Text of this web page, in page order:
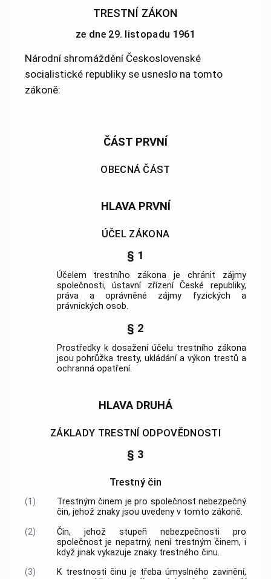
TRESTNÍ ZÁKON
ze dne 29. listopadu 1961
Národní shromáždění Československé
socialistické republiky se usneslo na tomto
zákoně:
ČÁST PRVNÍ
OBECNÁ ČÁST
HLAVA PRVNÍ
ÚČEL ZÁKONA
§ 1
Účelem trestního zákona je chránit zájmy
společnosti, ústavní zřízení České republiky,
práva a oprávněné zájmy fyzických a
právnických osob.
§ 2
Prostředky k dosažení účelu trestního zákona
jsou pohrůžka tresty, ukládání a výkon trestů a
ochranná opatření.
HLAVA DRUHÁ
ZÁKLADY TRESTNÍ ODPOVĚDNOSTI
§ 3
Trestný čin
(1) Trestným činem je pro společnost nebezpečný
čin, jehož znaky jsou uvedeny v tomto zákoně.
(2)
Čin, jehož stupeň nebezpečnosti pro
společnost je nepatrný, není trestným činem, i
když jinak vykazuje znaky trestného činu.
(3)
K trestnosti činu je třeba úmyslného zavinění,